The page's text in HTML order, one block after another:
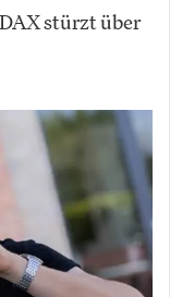
stürzt über